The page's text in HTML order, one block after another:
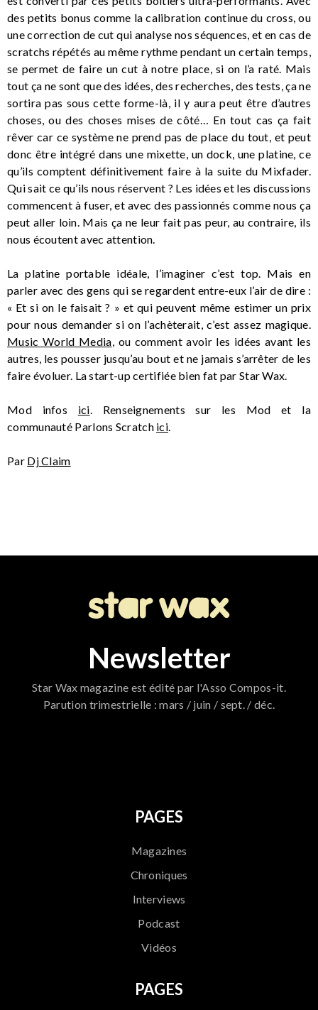
des petits bonus comme la calibration continue du cross, ou
une correction de cut qui analyse nos séquences, et en cas de
scratchs répétés au même rythme pendant un certain temps,
se permet de faire un cut à notre place, si on l’a raté. Mais
tout ça ne sont que des idées, des recherches, des tests, ça ne
sortira pas sous cette forme-là, il y aura peut être d’autres
choses, ou des choses mises de côté… En tout cas ça fait
rêver car ce système ne prend pas de place du tout, et peut
donc être intégré dans une mixette, un dock, une platine, ce
qu’ils comptent définitivement faire à la suite du Mixfader.
Qui sait ce qu’ils nous réservent ? Les idées et les discussions
commencent à fuser, et avec des passionnés comme nous ça
peut aller loin. Mais ça ne leur fait pas peur, au contraire, ils
nous écoutent avec attention.
La platine portable idéale, l’imaginer c’est top. Mais en
parler avec des gens qui se regardent entre-eux l’air de dire :
« Et si on le faisait ? » et qui peuvent même estimer un prix
pour nous demander si on l’achèterait, c’est assez magique.
Music World Media, ou comment avoir les idées avant les
autres, les pousser jusqu’au bout et ne jamais s’arrêter de les
faire évoluer. La start-up certifiée bien fat par Star Wax.
Mod infos ici. Renseignements sur les Mod et la
communauté Parlons Scratch ici.
Par Dj Claim
Newsletter
Star Wax magazine est édité par l'Asso Compos-it.
Parution trimestrielle : mars / juin / sept. / déc.
PAGES
Magazines
Chroniques
Interviews
Podcast
Vidéos
PAGES